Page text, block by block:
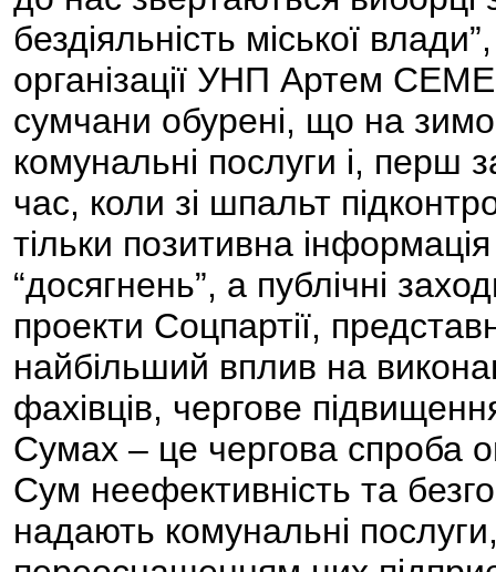
бездіяльність міської
організації УНП Артем
сумчани обурені, що на
комунальні послуги і, перш
час, коли зі шпальт
тільки позитивна
“досягнень”, а публічні
проекти Соцпартії,
найбільший вплив на
фахівців, чергове
Сумах – це чергова спроба
Сум неефективність та
надають комунальні